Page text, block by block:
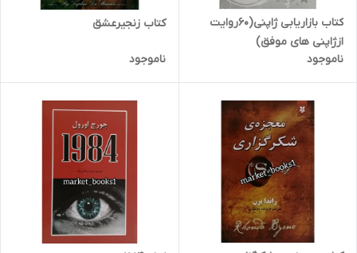
کتاب بازاریابی ژاپنی(60روایت
ازژاپنی های موفق)
ناموجود
کتاب زنجیرعشق
ناموجود